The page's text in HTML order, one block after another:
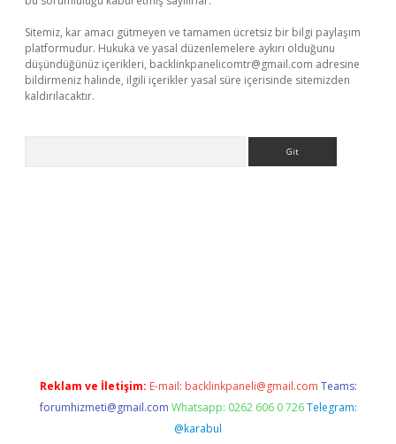
Sitemiz, kar amacı gütmeyen ve tamamen ücretsiz bir bilgi paylaşım
platformudur. Hukuka ve yasal düzenlemelere aykırı olduğunu
düşündüğünüz içerikleri, backlinkpanelicomtr@gmail.com adresine
bildirmeniz halinde, ilgili içerikler yasal süre içerisinde sitemizden
kaldırılacaktır.
Reklam ve İletişim: E-mail: backlinkpaneli@gmail.com Teams:
forumhizmeti@gmail.com Whatsapp: 0262 606 0 726 Telegram:
@karabul